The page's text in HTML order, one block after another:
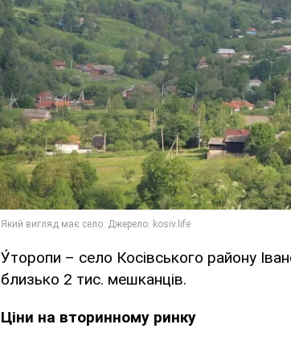
У́торопи – село Косівського району
близько 2 тис. мешканців.
Ціни на вторинному ринку